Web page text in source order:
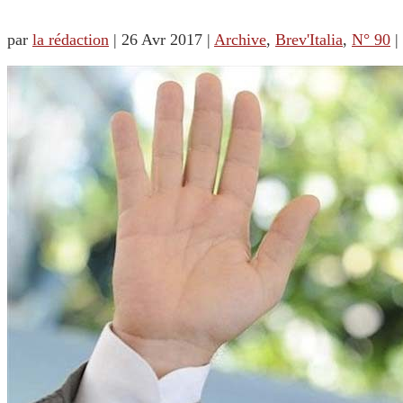
par la rédaction | 26 Avr 2017 | Archive, Brev'Italia, N° 90 |